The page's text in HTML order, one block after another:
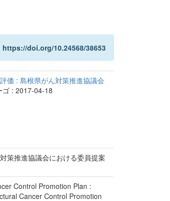
https://doi.org/10.24568/38653
価 : 島根県がん対策推進協議会
ゴ : 2017-04-18
策推進協議会における委員提案
Control Promotion Plan :
Cancer Control Promotion